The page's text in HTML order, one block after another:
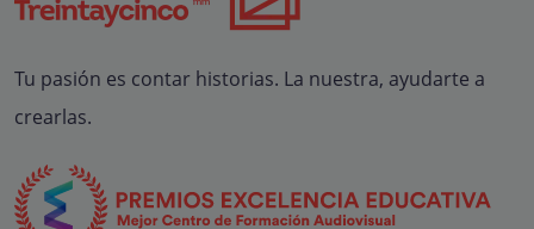
Tu pasión es contar historias. La nuestra, ayudarte a
crearlas.